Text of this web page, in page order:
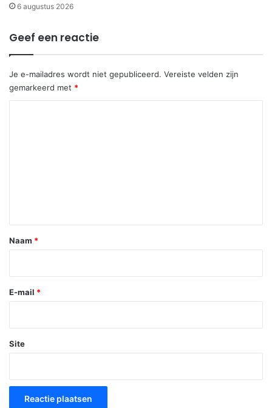
6 augustus 2026
Geef een reactie
Je e-mailadres wordt niet gepubliceerd. Vereiste velden zijn
gemarkeerd met *
*
Naam *
E-mail *
Site